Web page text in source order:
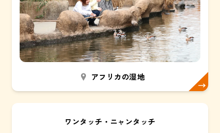
アフリカの湿地
ワンタッチ・ニャンタッチ